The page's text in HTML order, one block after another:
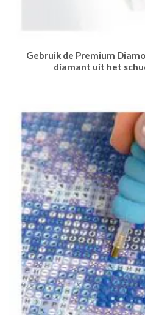
Gebruik de Premium
diamant uit het